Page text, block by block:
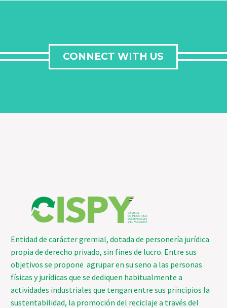
CONNECT WITH US
Entidad de carácter gremial, dotada de personería jurídica
propia de derecho privado, sin fines de lucro. Entre sus
objetivos se propone agrupar en su seno a las personas
físicas y jurídicas que se dediquen habitualmente a
actividades industriales que tengan entre sus principios la
sustentabilidad, la promoción del reciclaje a través del